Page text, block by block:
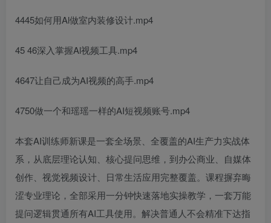
4445如何用Al做室内装修设计.mp4
45 46深入掌握Al视频工具.mp4
4647让自己成为AI视频的高手.mp4
4750做一个和瑶瑶一样的AI短视频账号.mp4
本套AI训练师新课是一套全场景、全覆盖的AI生产力实战体
系，从底层理论认知、核心提问思维，到办公商业、自媒体
创作、视觉视频设计、日常生活应用完整覆盖。课程摒弃晦
涩专业理论，全部采用一分钟快速落地实操教学，一套万能
提问逻辑贯通所有AI工具使用。解决普通人不会精准下达指